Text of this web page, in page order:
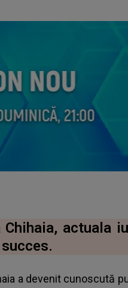
Chihaia, actuala
a devenit cunoscută